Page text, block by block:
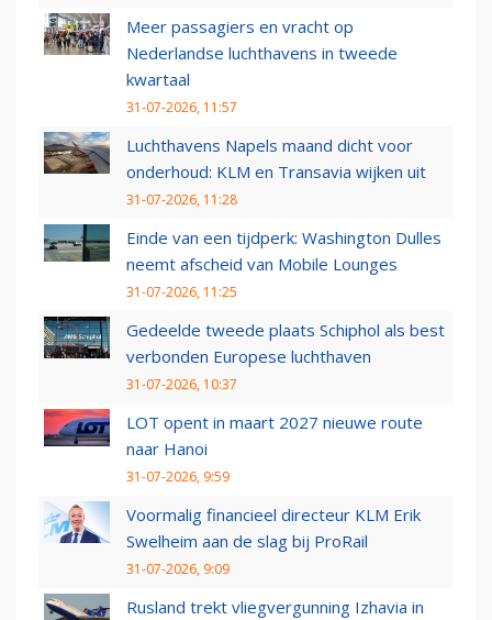
Meer passagiers en vracht op
Nederlandse luchthavens in tweede
kwartaal
31-07-2026, 11:57
Luchthavens Napels maand dicht voor
onderhoud: KLM en Transavia wijken uit
31-07-2026, 11:28
Einde van een tijdperk: Washington Dulles
neemt afscheid van Mobile Lounges
31-07-2026, 11:25
Gedeelde tweede plaats Schiphol als best
verbonden Europese luchthaven
31-07-2026, 10:37
LOT opent in maart 2027 nieuwe route
naar Hanoi
31-07-2026, 9:59
Voormalig financieel directeur KLM Erik
Swelheim aan de slag bij ProRail
31-07-2026, 9:09
Rusland trekt vliegvergunning Izhavia in